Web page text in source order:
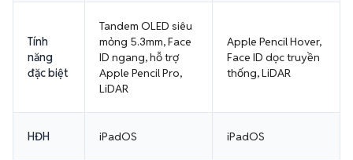
Tính
năng
đặc biệt
Tandem OLED siêu
mỏng 5.3mm, Face
ID ngang, hỗ trợ
Apple Pencil Pro,
LiDAR
Apple Pencil Hover,
Face ID dọc truyền
thống, LiDAR
HĐH iPadOS iPadOS